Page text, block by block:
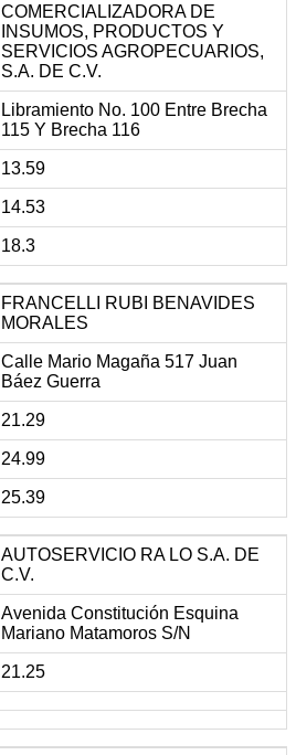
COMERCIALIZADORA DE
INSUMOS, PRODUCTOS Y
SERVICIOS AGROPECUARIOS,
S.A. DE C.V.
Libramiento No. 100 Entre Brecha
115 Y Brecha 116
13.59
14.53
18.3
FRANCELLI RUBI BENAVIDES
MORALES
Calle Mario Magaña 517 Juan
Báez Guerra
21.29
24.99
25.39
AUTOSERVICIO RA LO S.A. DE
C.V.
Avenida Constitución Esquina
Mariano Matamoros S/N
21.25